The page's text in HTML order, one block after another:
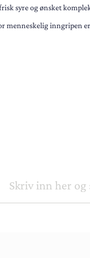
syre og ønsket
menneskelig inngripen